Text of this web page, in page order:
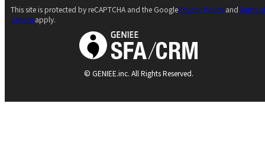
© GENIEE.inc. All Rights Reserved.
This site is protected by reCAPTCHA and the GooglePrivacy Policy andTerms
Service apply.